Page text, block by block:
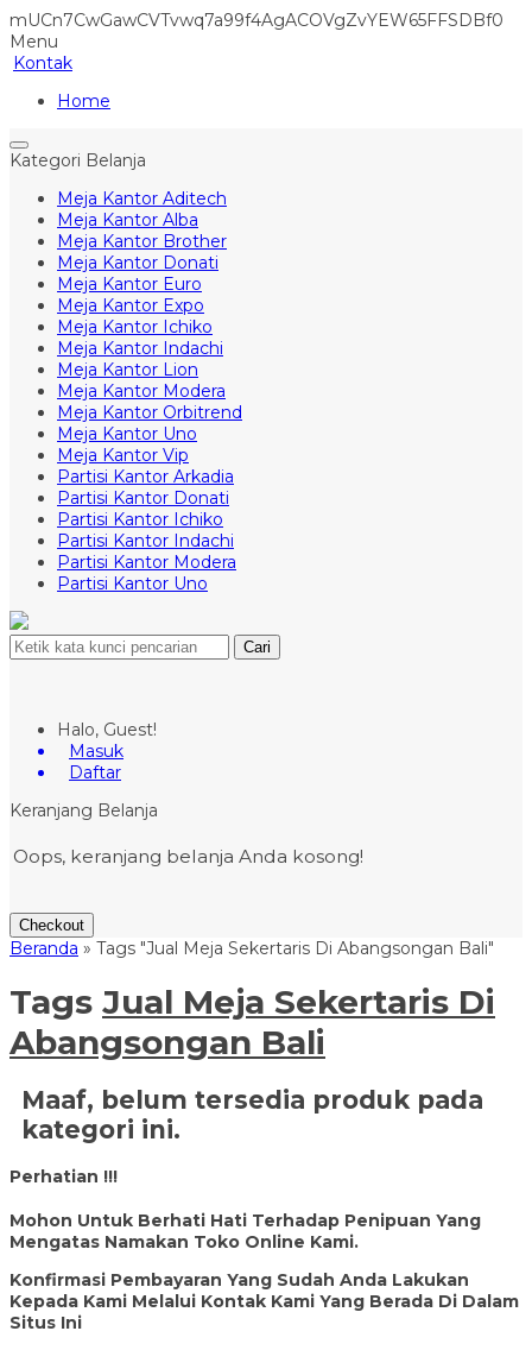
mUCn7CwGawCVTvwq7a99f4AgACOVgZvYEW65FFSDBf0
Menu
Kontak
Home
Kategori Belanja
Meja Kantor Aditech
Meja Kantor Alba
Meja Kantor Brother
Meja Kantor Donati
Meja Kantor Euro
Meja Kantor Expo
Meja Kantor Ichiko
Meja Kantor Indachi
Meja Kantor Lion
Meja Kantor Modera
Meja Kantor Orbitrend
Meja Kantor Uno
Meja Kantor Vip
Partisi Kantor Arkadia
Partisi Kantor Donati
Partisi Kantor Ichiko
Partisi Kantor Indachi
Partisi Kantor Modera
Partisi Kantor Uno
Cari
Halo, Guest!
Masuk
Daftar
Keranjang Belanja
Oops, keranjang belanja Anda kosong!
Checkout
Beranda » Tags "Jual Meja Sekertaris Di Abangsongan Bali"
Tags Jual Meja Sekertaris Di
Abangsongan Bali
Maaf, belum tersedia produk pada
kategori ini.
Perhatian !!!
Mohon Untuk Berhati Hati Terhadap Penipuan Yang
Mengatas Namakan Toko Online Kami.
Konfirmasi Pembayaran Yang Sudah Anda Lakukan
Kepada Kami Melalui Kontak Kami Yang Berada Di Dalam
Situs Ini